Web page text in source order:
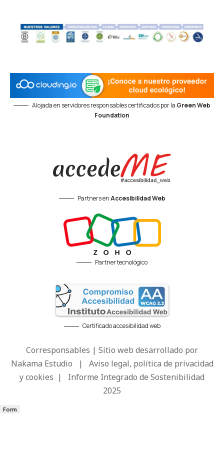
Alojada en servidores responsables certificados por la Green Web
Foundation
Partners enAccesibilidad Web
Partner tecnológico
Certificado accesibilidad web
Corresponsables | Sitio web desarrollado por
Nakama Estudio | Aviso legal, política de privacidad
y cookies | Informe Integrado de Sostenibilidad
2025
Form